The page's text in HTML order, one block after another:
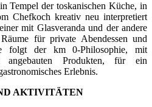
Tempel der toskanischen Küche, in
Chefkoch kreativ neu interpretiert
mit Glasveranda und der andere
für private Abendessen und
folgt der km 0-Philosophie, mit
angebauten Produkten, für ein
Erlebnis.
AKTIVITÄTEN